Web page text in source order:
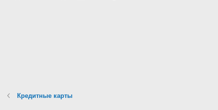
Кредитные карты